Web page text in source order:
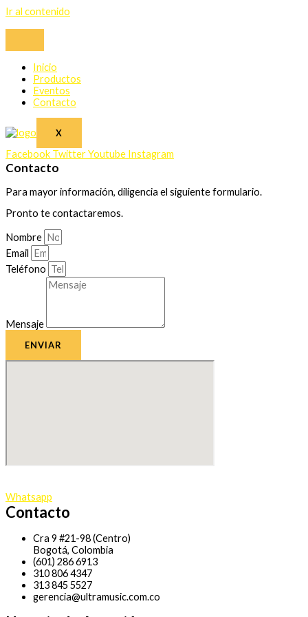
Ir al contenido
Inicio
Productos
Eventos
Contacto
X
Facebook TwitterYoutube Instagram
Contacto
Para mayor información, diligencia el siguiente formulario.
Pronto te contactaremos.
Nombre
Email
Teléfono
Mensaje
ENVIAR
Whatsapp
Contacto
Cra 9 #21-98 (Centro)
Bogotá, Colombia
(601) 286 6913
310 806 4347
313 845 5527
gerencia@ultramusic.com.co